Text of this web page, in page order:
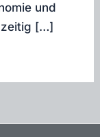
und
[…]